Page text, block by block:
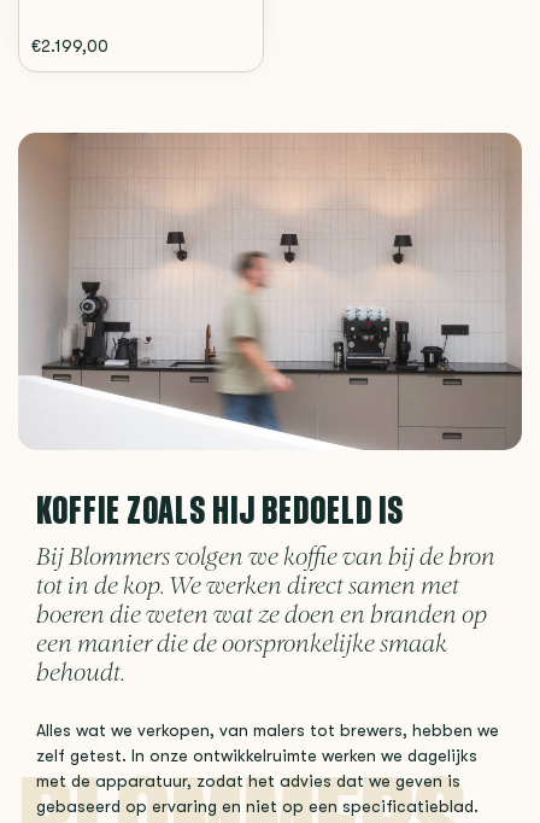
€2.199,00
KOFFIE ZOALS HIJ BEDOELD IS
Bij Blommers volgen we koffie van bij de bron
tot in de kop. We werken direct samen met
boeren die weten wat ze doen en branden op
een manier die de oorspronkelijke smaak
behoudt.
Alles wat we verkopen, van malers tot brewers, hebben we
zelf getest. In onze ontwikkelruimte werken we dagelijks
met de apparatuur, zodat het advies dat we geven is
gebaseerd op ervaring en niet op een specificatieblad.